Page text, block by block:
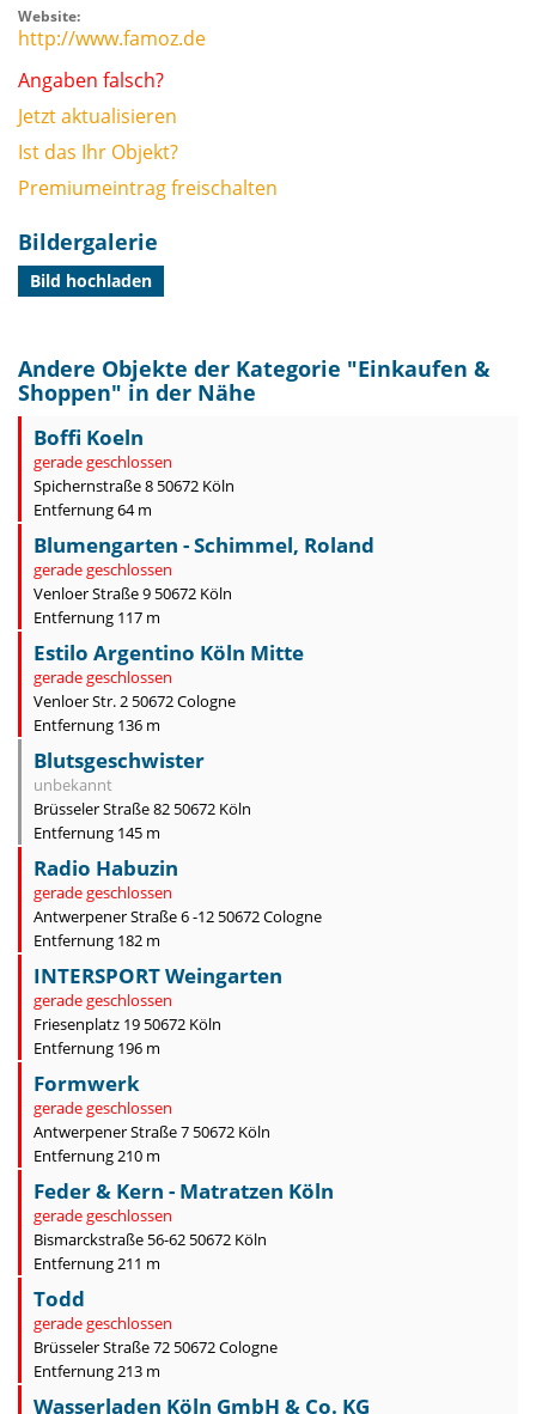
Website:
http://www.famoz.de
Angaben falsch?
Jetzt aktualisieren
Ist das Ihr Objekt?
Premiumeintrag freischalten
Bildergalerie
Bild hochladen
Andere Objekte der Kategorie "Einkaufen &
Shoppen" in der Nähe
Boffi Koeln
gerade geschlossen
Spichernstraße 8 50672 Köln
Entfernung 64 m
Blumengarten - Schimmel, Roland
gerade geschlossen
Venloer Straße 9 50672 Köln
Entfernung 117 m
Estilo Argentino Köln Mitte
gerade geschlossen
Venloer Str. 2 50672 Cologne
Entfernung 136 m
Blutsgeschwister
unbekannt
Brüsseler Straße 82 50672 Köln
Entfernung 145 m
Radio Habuzin
gerade geschlossen
Antwerpener Straße 6 -12 50672 Cologne
Entfernung 182 m
INTERSPORT Weingarten
gerade geschlossen
Friesenplatz 19 50672 Köln
Entfernung 196 m
Formwerk
gerade geschlossen
Antwerpener Straße 7 50672 Köln
Entfernung 210 m
Feder & Kern - Matratzen Köln
gerade geschlossen
Bismarckstraße 56-62 50672 Köln
Entfernung 211 m
Todd
gerade geschlossen
Brüsseler Straße 72 50672 Cologne
Entfernung 213 m
Wasserladen Köln GmbH & Co. KG